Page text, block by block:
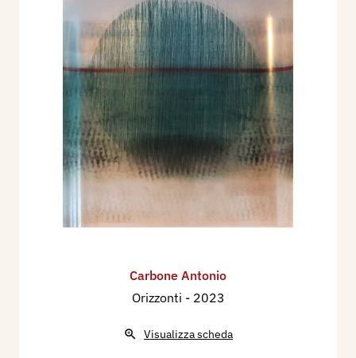
Carbone Antonio
Orizzonti - 2023
Visualizza scheda